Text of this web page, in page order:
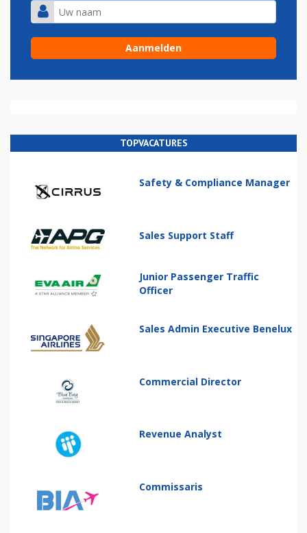
TOPVACATURES
Safety & Compliance Manager
Sales Support Staff
Junior Passenger Traffic
Officer
Sales Admin Executive Benelux
Commercial Director
Revenue Analyst
Commissaris